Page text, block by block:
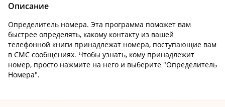
Описание
Определитель номера. Эта программа поможет вам
быстрее определять, какому контакту из вашей
телефонной книги принадлежат номера, поступающие вам
в СМС сообщениях. Чтобы узнать, кому принадлежит
номер, просто нажмите на него и выберите "Определитель
Номера".